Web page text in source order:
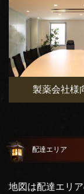
製薬会社様
配達エリア
地図は配達エリ